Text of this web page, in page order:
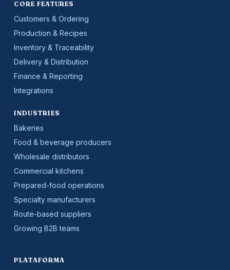
CORE FEATURES
Customers & Ordering
Production & Recipes
Inventory & Traceability
Delivery & Distribution
Finance & Reporting
Integrations
INDUSTRIES
Bakeries
Food & beverage producers
Wholesale distributors
Commercial kitchens
Prepared-food operations
Specialty manufacturers
Route-based suppliers
Growing B2B teams
PLATAFORMA